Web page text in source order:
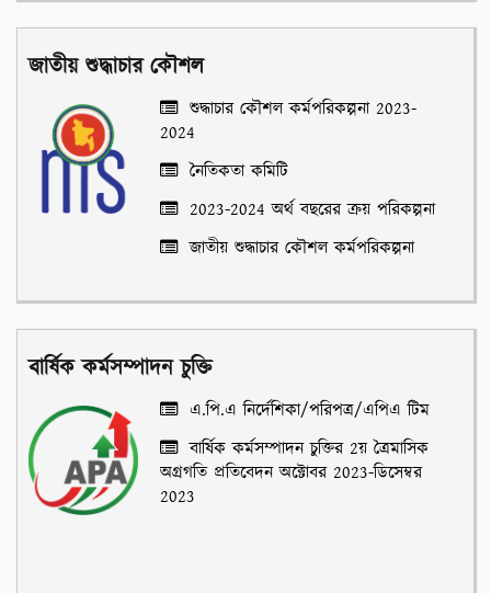
জাতীয় শুদ্ধাচার কৌশল
শুদ্ধাচার কৌশল কর্মপরিকল্পনা 2023-
2024
নৈতিকতা কমিটি
2023-2024 অর্থ বছরের ক্রয় পরিকল্পনা
জাতীয় শুদ্ধাচার কৌশল কর্মপরিকল্পনা
বার্ষিক কর্মসম্পাদন চুক্তি
এ.পি.এ নির্দেশিকা/পরিপত্র/এপিএ টিম
বার্ষিক কর্মসম্পাদন চুক্তির 2য় ত্রৈমাসিক
অগ্রগতি প্রতিবেদন অক্টোবর 2023-ডিসেম্বর
2023